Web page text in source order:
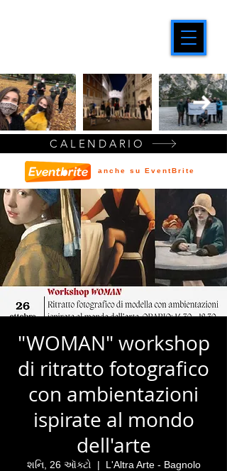
"WOMAN" workshop
di ritratto fotografico
con ambientazioni
ispirate al mondo
dell'arte
શનિ, 26 ઑક્ટો
  |
L'Altra Arte - Bagnolo
CALENDARIO
anche su EventBrite